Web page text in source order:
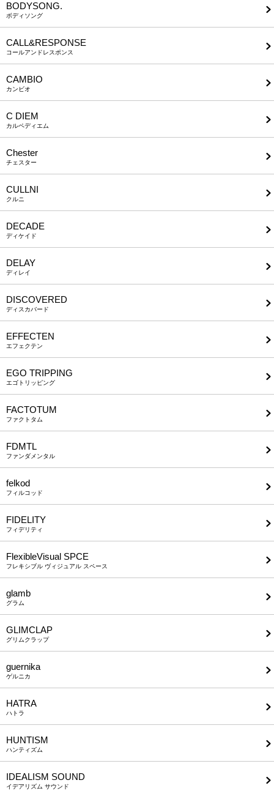
BODYSONG.
ボディソング
CALL&RESPONSE
コールアンドレスポンス
CAMBIO
カンビオ
C DIEM
カルペディエム
Chester
チェスター
CULLNI
クルニ
DECADE
ディケイド
DELAY
ディレイ
DISCOVERED
ディスカバード
EFFECTEN
エフェクテン
EGO TRIPPING
エゴトリッピング
FACTOTUM
ファクトタム
FDMTL
ファンダメンタル
felkod
フィルコッド
FIDELITY
フィデリティ
FlexibleVisual SPCE
フレキシブル ヴィジュアル スペース
glamb
グラム
GLIMCLAP
グリムクラップ
guernika
ゲルニカ
HATRA
ハトラ
HUNTISM
ハンティズム
IDEALISM SOUND
イデアリズム サウンド